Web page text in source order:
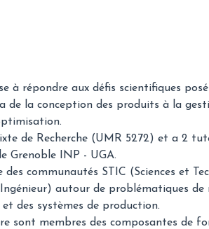
à répondre aux défis scientifiques
de la conception des produits à la
de Recherche (UMR 5272) et a 2
Grenoble INP - UGA.
communautés STIC (Sciences et
autour de problématiques de
des systèmes de production.
sont membres des composantes de